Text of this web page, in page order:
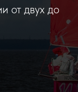
от двух до